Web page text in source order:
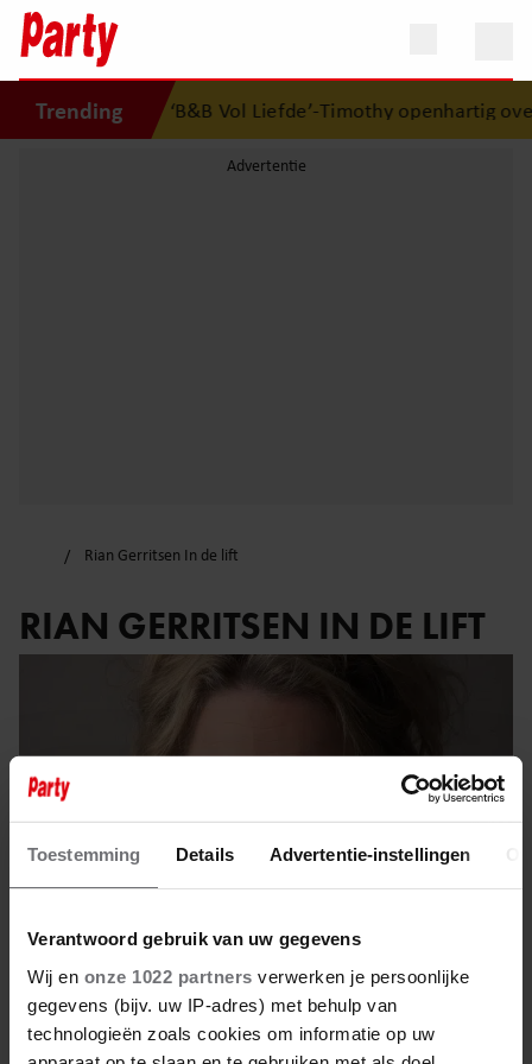
Toestemming Details Advertentie-instellingen
Verantwoord gebruik van uw gegevens
Wij en onze 1022 partners verwerken je persoonlijke
gegevens (bijv. uw IP-adres) met behulp van
technologieën zoals cookies om informatie op uw
Trending
eerste• ‘B&B Vol Liefde’-Timothy openhartig
Rian Gerritsen In de lift
RIAN GERRITSEN IN DE LIFT
4 maart 2024